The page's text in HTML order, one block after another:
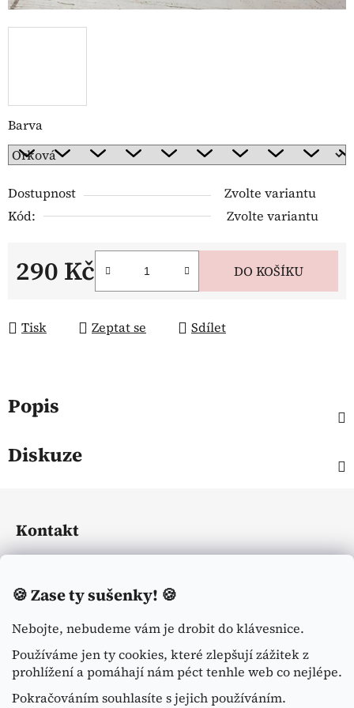
🍪Zase ty sušenky! 🍪
Nebojte, nebudeme vám je drobit do klávesnice.
Používáme jen ty cookies, které zlepšují zážitek z
prohlížení a pomáhají nám péct tenhle web co nejlépe.
Pokračováním souhlasíte s jejich používáním.
Barva
Dostupnost
Zvolte variantu
Kód:
Zvolte variantu
290 Kč DO KOŠÍKU
Tisk Zeptat se Sdílet
Popis
Diskuze
a
Kontakt
+420774113371